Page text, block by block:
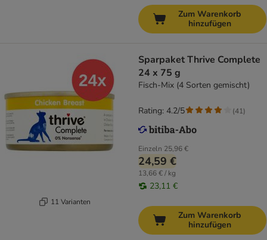
Zum Warenkorb
hinzufügen
11 Varianten
Sparpaket Thrive Complete
24 x 75 g
Fisch-Mix (4 Sorten gemischt)
Einzeln 25,96 €
24,59 €
13,66 € / kg
23,11 €
Rating: 4.2/5 (41)
Zum Warenkorb
hinzufügen